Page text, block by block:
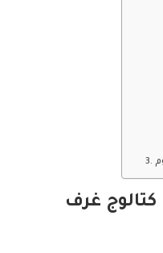
كتالوج غرف